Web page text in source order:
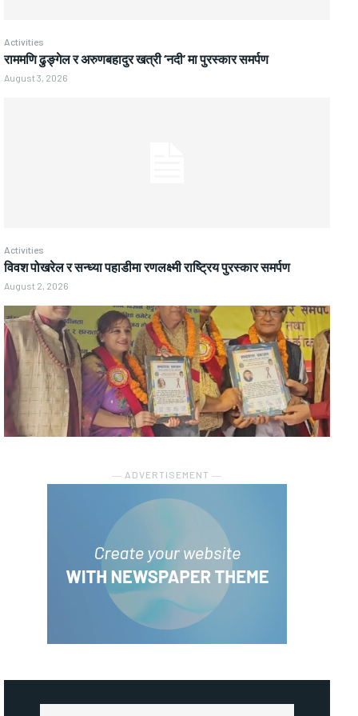
Activities
राममणि ढुङ्गेल र अरुणबहादुर खत्री ‘नदी’ मा पुरस्कार समर्पण
August 3, 2026
Activities
विवश पोखरेल र सन्ध्या पहाडीमा रणलक्ष्मी राष्ट्रिय पुरस्कार समर्पण
August 2, 2026
― ADVERTISEMENT ―